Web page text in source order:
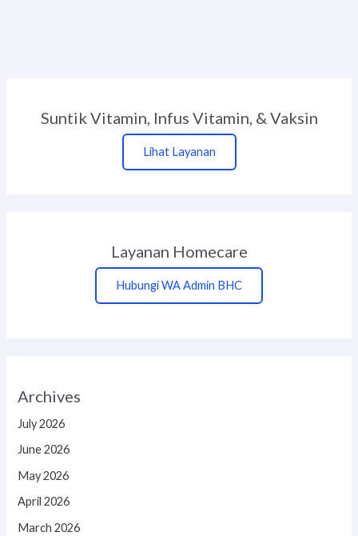
Suntik Vitamin, Infus Vitamin, & Vaksin
Lihat Layanan
Layanan Homecare
Hubungi WA Admin BHC
Archives
July 2026
June 2026
May 2026
April 2026
March 2026